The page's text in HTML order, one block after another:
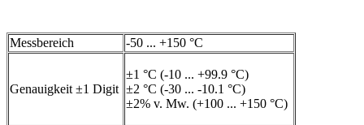
Messbereich -50 ... +150 °C
Genauigkeit ±1 Digit
±1 °C (-10 ... +99.9 °C)
±2 °C (-30 ... -10.1 °C)
±2% v. Mw. (+100 ... +150 °C)